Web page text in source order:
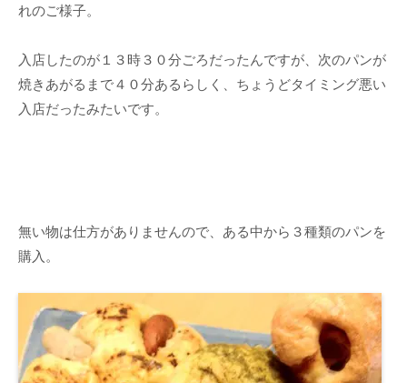
れのご様子。
入店したのが１３時３０分ごろだったんですが、次のパンが
焼きあがるまで４０分あるらしく、ちょうどタイミング悪い
入店だったみたいです。
無い物は仕方がありませんので、ある中から３種類のパンを
購入。